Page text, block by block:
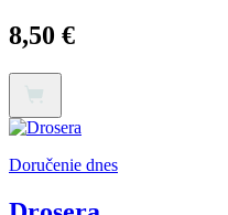
8,50 €
Doručenie dnes